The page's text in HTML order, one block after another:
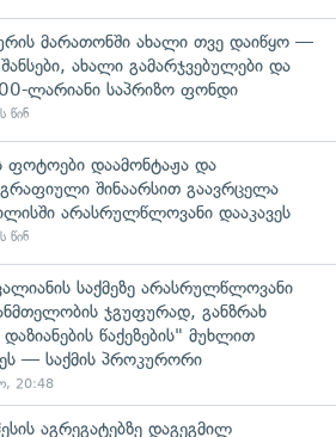
მარათონში ახალი თვე დაიწყო —
ახალი გამარჯვებულები და
ლარიანი საპრიზო ფონდი
წინ
ფოტოები დაამონტაჟა და
შინაარსით გაავრცელა
არასრულწლოვანი დააკავეს
წინ
საქმეზე არასრულწლოვანი
ჯგუფურად, განზრახ
დაზიანების წაქეზების" მუხლით
— საქმის პროკურორი
20:48
აგრეგატებზე დაგეგმილ